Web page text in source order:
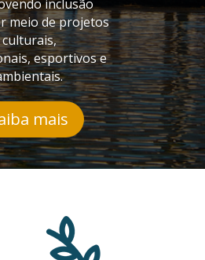
inclusão
meio de projetos
culturais,
esportivos e
mais